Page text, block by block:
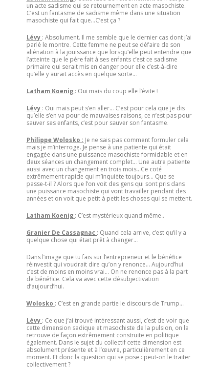
un acte sadisme qui se retournement en acte masochiste.
C’est un fantasme de sadisme même dans une situation
masochiste qui fait que…C’est ça ?
Lévy : Absolument. Il me semble que le dernier cas dont j’ai
parlé le montre. Cette femme ne peut se défaire de son
aliénation à la jouissance que lorsqu’elle peut entendre que
l’atteinte que le père fait à ses enfants c’est ce sadisme
primaire qui serait mis en danger pour elle c’est-à-dire
qu’elle y aurait accès en quelque sorte…
Latham Koenig : Oui mais du coup elle l’évite !
Lévy : Oui mais peut s’en aller… C’est pour cela que je dis
qu’elle s’en va pour de mauvaises raisons, ce n’est pas pour
sauver ses enfants, c’est pour sauver son fantasme.
Philippe Wolosko : Je ne sais pas comment formuler cela
mais je m’interroge. Je pense à une patiente qui était
engagée dans une puissance masochiste formidable et en
deux séances un changement complet… Une autre patiente
aussi avec un changement en trois mois…Ce coté
extrêmement rapide qui m’inquiète toujours… Que se
passe-t-il ? Alors que l’on voit des gens qui sont pris dans
une puissance masochiste qui vont travailler pendant des
années et on voit que petit à petit les choses qui se mettent.
Latham Koenig : C’est mystérieux quand même..
Granier De Cassagnac : Quand cela arrive, c’est qu’il y a
quelque chose qui était prêt à changer…
Dans l’image que tu fais sur l’entrepreneur et le bénéfice
réinvestit qui voudrait dire qu’on y renonce… Aujourd’hui
c’est de moins en moins vrai… On ne renonce pas à la part
de bénéfice. Cela va avec cette désubjectivation
d’aujourd’hui.
Wolosko : C’est en grande partie le discours de Trump…
Lévy : Ce que j’ai trouvé intéressant aussi, c’est de voir que
cette dimension sadique et masochiste de la pulsion, on la
retrouve de façon extrêmement construite en politique
également. Dans le sujet du collectif cette dimension est
absolument présente et à l’œuvre, particulièrement en ce
moment. Et donc la question qui se pose : peut-on le traiter
collectivement ?